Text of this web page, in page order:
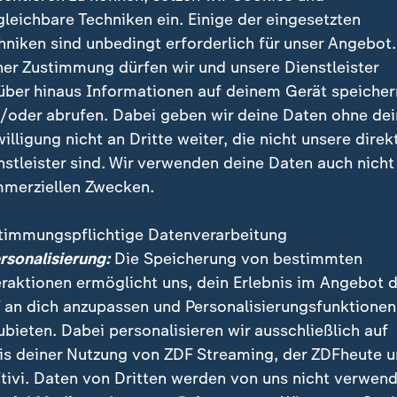
Clara muss mindestens ein Unentschieden her.
Real-Star Vinícius Júnior
Regel soll diskriminierendes Verhalten
verdecken, wollen Spieler häufig verhindern,
sie sagen. Es gehe dabei um konfrontative
der FIFA-Schiedsrichterkommission,
es wissen - wenn es für alle eindeutig ist -, dann
sie so etwas nicht tun."
einem Vorfall in der Champions League
Prestianni hatte sich in einer
Techniken ein. Einige der eingesetzten
sind unbedingt erforderlich für unser
Zustimmung dürfen wir und unsere Dienstleister
hinaus Informationen auf deinem Gerät
oder abrufen. Dabei geben wir deine Daten ohne
nicht an Dritte weiter, die nicht unsere
sind. Wir verwenden deine Daten auch nicht
Zwecken.
Datenverarbeitung
Die Speicherung von bestimmten
ermöglicht uns, dein Erlebnis im Angebot
an dich anzupassen und Personalisierungsfunktionen
Dabei personalisieren wir ausschließlich auf
deiner Nutzung von ZDF Streaming, der ZDFheute
Daten von Dritten werden von uns nicht